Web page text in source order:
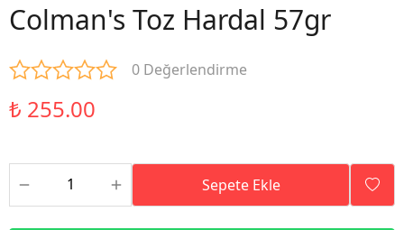
Colman's Toz Hardal 57gr
0 Değerlendirme
₺ 255.00
Sepete Ekle